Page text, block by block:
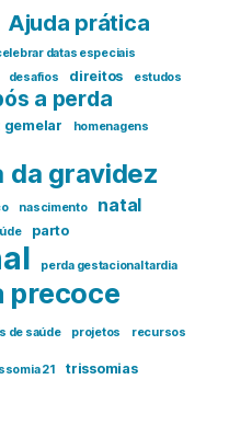
Ajuda prática
datas especiais
desafios direitos estudos
a perda
gemelar homenagens
da gravidez
nascimento natal
parto
perda gestacional tardia
precoce
de saúde projetos recursos
21 trissomias